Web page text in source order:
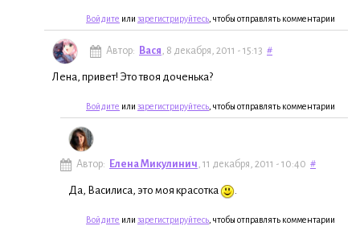
Войдите или зарегистрируйтесь , чтобы отправлять комментарии
Автор: Вася, 8 декабря, 2011 - 15:13 #
Лена, привет! Это твоя доченька?
Войдите или зарегистрируйтесь , чтобы отправлять комментарии
Автор: Елена Микулинич, 11 декабря, 2011 - 10:40 #
Да, Василиса, это моя красотка
Войдите или зарегистрируйтесь , чтобы отправлять комментарии